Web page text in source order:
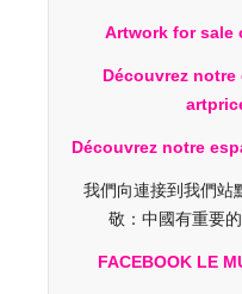
Artwork for sale
Découvrez notre
Découvrez notre
我們向連接到我們站
敬：中國有重要的
FACEBOOK LE